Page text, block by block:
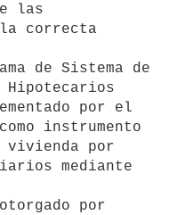
las
correcta
de Sistema de
Hipotecarios
por el
instrumento
vivienda por
mediante
por